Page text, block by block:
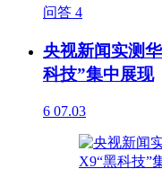
问答 4
央视新闻实测
科技”集中展现
6 07.03